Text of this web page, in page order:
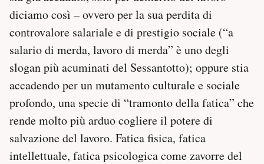
diciamo così – ovvero per la sua perdita di
controvalore salariale e di prestigio sociale (“a
salario di merda, lavoro di merda” è uno degli
slogan più acuminati del Sessantotto); oppure stia
accadendo per un mutamento culturale e sociale
profondo, una specie di “tramonto della fatica” che
rende molto più arduo cogliere il potere di
salvazione del lavoro. Fatica fisica, fatica
intellettuale, fatica psicologica come zavorre del